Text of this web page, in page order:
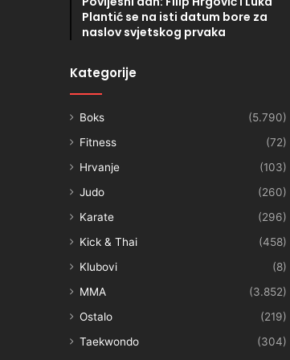
Plantić se na isti datum bore za
naslov svjetskog prvaka
Kategorije
Boks
(5.790)
Fitness
(72)
Hrvanje
(103)
Judo
(260)
Karate
(296)
Kick & Thai
(458)
Klubovi
(8)
MMA
(3.852)
Ostalo
(219)
Taekwondo
(304)